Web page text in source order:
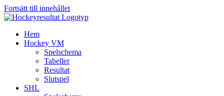
Fortsätt till innehållet
Hem
Hockey VM
Spelschema
Tabeller
Resultat
Slutspel
SHL